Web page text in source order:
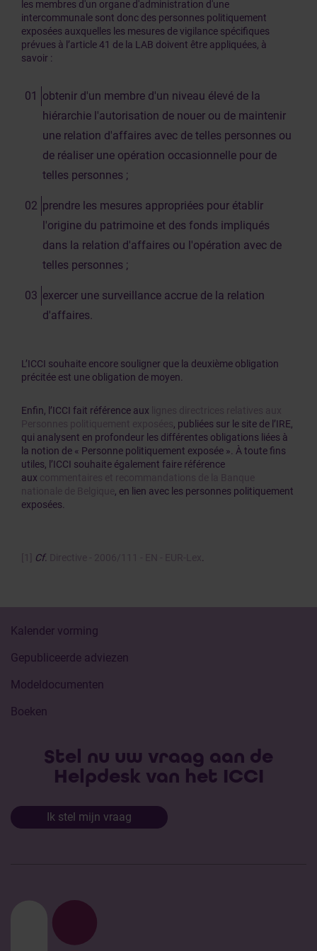
les membres d'un organe d'administration d'une
intercommunale sont donc des personnes politiquement
exposées auxquelles les mesures de vigilance spécifiques
prévues à l’article 41 de la LAB doivent être appliquées, à
savoir :
obtenir d'un membre d'un niveau élevé de la
hiérarchie l'autorisation de nouer ou de maintenir
une relation d'affaires avec de telles personnes ou
de réaliser une opération occasionnelle pour de
telles personnes ;
prendre les mesures appropriées pour établir
l'origine du patrimoine et des fonds impliqués
dans la relation d'affaires ou l'opération avec de
telles personnes ;
exercer une surveillance accrue de la relation
d'affaires.
L’ICCI souhaite encore souligner que la deuxième obligation
précitée est une obligation de moyen.
Enfin, l’ICCI fait référence aux
lignes directrices relatives aux
Personnes politiquement exposées, publiées sur le site de l’IRE,
qui analysent en profondeur les différentes obligations liées à
la notion de « Personne politiquement exposée ». À toute fins
utiles, l’ICCI souhaite également faire référence
aux commentaires et recommandations de la Banque
nationale de Belgique, en lien avec les personnes politiquement
exposées.
[1] Cf. Directive - 2006/111 - EN - EUR-Lex
Kalender vorming
Gepubliceerde adviezen
Modeldocumenten
Boeken
Stel nu uw vraag aan de
Helpdesk van het ICCI
Ik stel mijn vraag